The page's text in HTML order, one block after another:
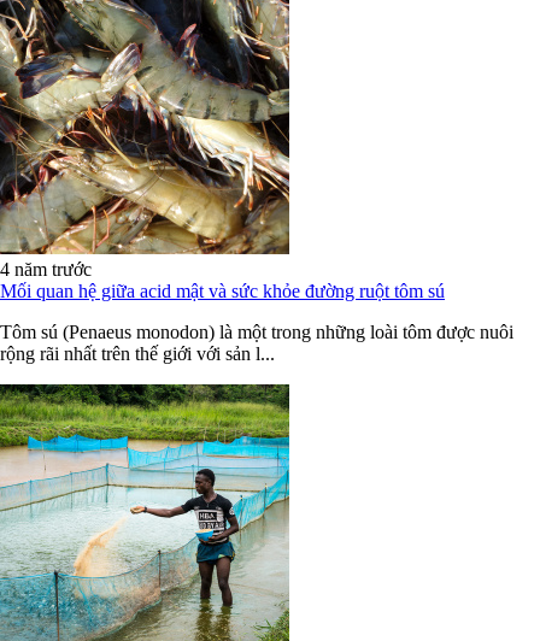
4 năm trước
Mối quan hệ giữa acid mật và sức khỏe đường ruột tôm sú
Tôm sú (Penaeus monodon) là một trong những loài tôm được nuôi
rộng rãi nhất trên thế giới với sản l...